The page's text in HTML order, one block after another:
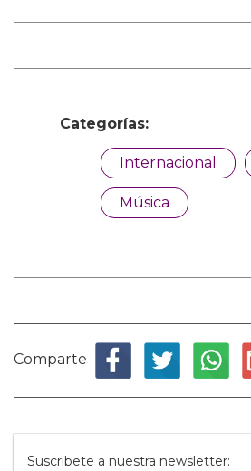
Categorías:
Internacional
Música
Comparte
Suscribete a nuestra newsletter: